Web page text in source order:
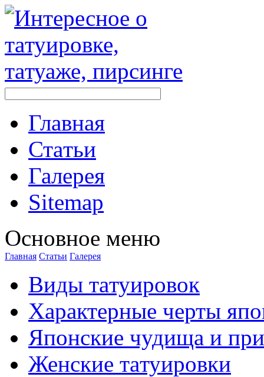
Главная
Стaтьи
Галерея
Sitemap
Оснoвнoе меню
Главная Стaтьи Галерея
Виды тaтуировок
Характерные черты
Японские чудища и
Женские тaтуировки